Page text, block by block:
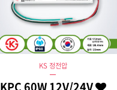
KS 정전압